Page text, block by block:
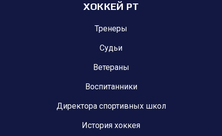
ХОККЕЙ РТ
Тренеры
Судьи
Ветераны
Воспитанники
Директора спортивных школ
История хоккея